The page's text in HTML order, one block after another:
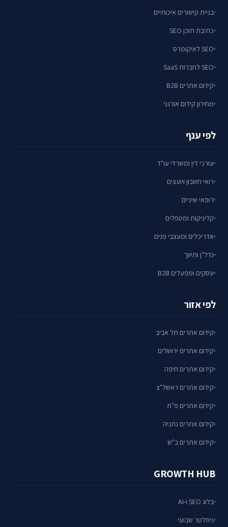
בניית קישורים איכותיים
כתיבת תוכן SEO
SEO לאיקומרס
SEO לחברות SaaS
קידום אתרים B2B
מחירון קידום אורגני
לפי ענף
עורכי דין ומשרדי עו"ד
רואי חשבון ויועצים
רופאי שיניים
קליניקות ומטפלים
אדריכלים ומעצבי פנים
נדל"ן ותיווך
עסקים ומפעלים B2B
לפי אזור
קידום אתרים תל אביב
קידום אתרים ירושלים
קידום אתרים חיפה
קידום אתרים ראשל"צ
קידום אתרים פ"ת
קידום אתרים נתניה
קידום אתרים ב"ש
GROWTH HUB
בלוג SEO ו-AI
ניוזלטר שבועי